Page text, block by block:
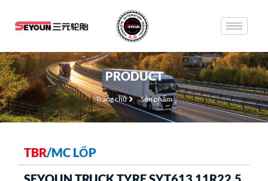
PRODUCT
Trang chủ Sản phẩm
TBR/MC LỐP